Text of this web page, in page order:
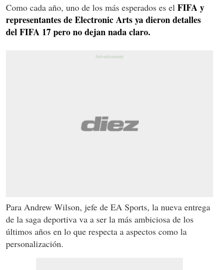
Como cada año, uno de los más esperados es el FIFA y
representantes de Electronic Arts ya dieron detalles
del FIFA 17 pero no dejan nada claro.
Para Andrew Wilson, jefe de EA Sports, la nueva entrega
de la saga deportiva va a ser la más ambiciosa de los
últimos años en lo que respecta a aspectos como la
personalización.